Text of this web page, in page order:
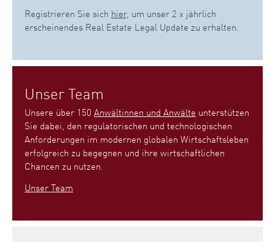
Registrieren Sie sich hier, um unser 2 x jährlich
erscheinendes Real Estate Legal Update zu erhalten.
Unser Team
Unsere über 150 Anwältinnen und Anwälte unterstützen
Sie dabei, den regulatorischen und technologischen
Anforderungen im modernen globalen Wirtschaftsleben
erfolgreich zu begegnen und ihre wirtschaftlichen
Chancen zu nutzen.
Unser Team